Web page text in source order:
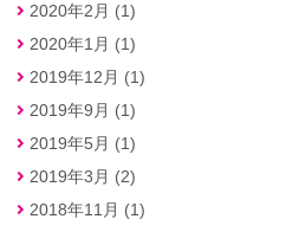
2020年2月 (1)
2020年1月 (1)
2019年12月 (1)
2019年9月 (1)
2019年5月 (1)
2019年3月 (2)
2018年11月 (1)